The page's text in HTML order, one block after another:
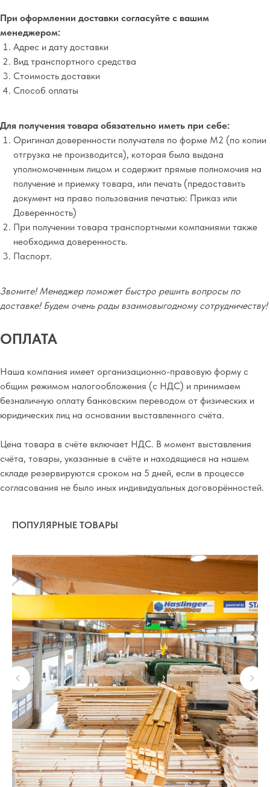
При оформлении доставки согласуйте с вашим
менеджером:
Адрес и дату доставки
Вид транспортного средства
Стоимость доставки
Способ оплаты
Для получения товара обязательно иметь при себе:
Оригинал доверенности получателя по форме М2 (по копии
отгрузка не производится), которая была выдана
уполномоченным лицом и содержит прямые полномочия на
получение и приемку товара, или печать (предоставить
документ на право пользования печатью: Приказ или
Доверенность)
При получении товара транспортными компаниями также
необходима доверенность.
Паспорт.
Звоните! Менеджер поможет быстро решить вопросы по
доставке! Будем очень рады взаимовыгодному сотрудничеству!
ОПЛАТА
Наша компания имеет организационно-правовую форму с
общим режимом налогообложения (с НДС) и принимаем
безналичную оплату банковским переводом от физических и
юридических лиц на основании выставленного счёта.
Цена товара в счёте включает НДС. В момент выставления
счёта, товары, указанные в счёте и находящиеся на нашем
складе резервируются сроком на 5 дней, если в процессе
согласования не было иных индивидуальных договорённостей.
ПОПУЛЯРНЫЕ ТОВАРЫ